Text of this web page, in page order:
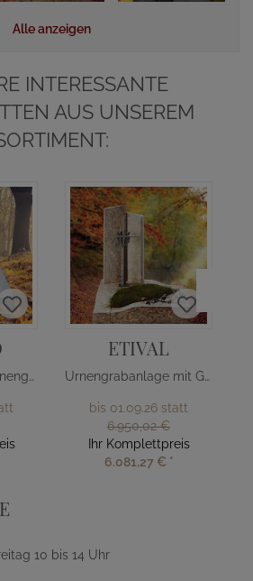
Alle anzeigen
INTERESSANTE
AUS UNSEREM
Moderne Granit Urnengrab Liegeplatte
ETIVAL
Urnengrabanlage mit Grabstein & Einfassung
bis 01.09.26 statt
6.950,02 €
Ihr Komplettpreis
6.081,27 € *
10 bis 14 Uhr